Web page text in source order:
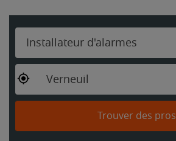
Installateur d'alarmes
Verneuil
Trouver des pros